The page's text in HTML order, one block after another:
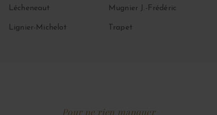
Lécheneaut
Lignier-Michelot
Mugnier J.-Frédéric
Trapet
Pour ne rien manquer